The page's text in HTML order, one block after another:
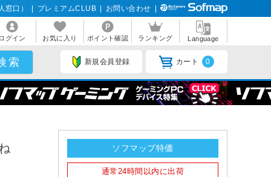
窓口） プレミアムCLUB お問い合わせ
ログイン お気に入り ポイント確認 ランキング Language
新規会員登録 カート 0
ソフマップ特価
通常24時間以内に出荷